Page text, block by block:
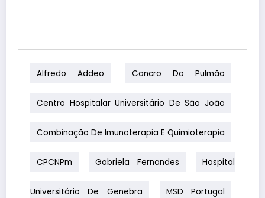
Alfredo Addeo Cancro Do Pulmão
Centro Hospitalar Universitário De São João
Combinação De Imunoterapia E Quimioterapia
CPCNPm Gabriela Fernandes Hospital
Universitário De Genebra MSD Portugal